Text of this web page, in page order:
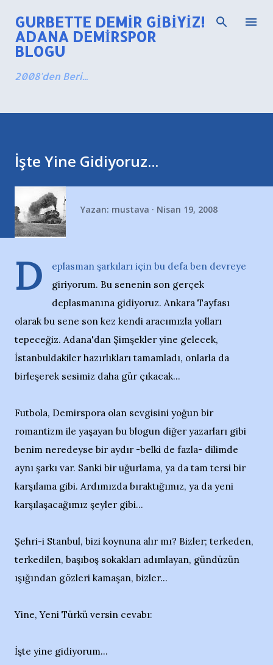
Ana içeriğe atla
GURBETTE DEMIR GIBIYIZ!
ADANA DEMIRSPOR
BLOGU
2008'den Beri...
İşte Yine Gidiyoruz...
Yazan: mustava Nisan 19, 2008
D
eplasman şarkıları için bu defa ben devreye
giriyorum. Bu senenin son gerçek
deplasmanına gidiyoruz. Ankara Tayfası
olarak bu sene son kez kendi aracımızla yolları
tepeceğiz. Adana'dan Şimşekler yine gelecek,
İstanbuldakiler hazırlıkları tamamladı, onlarla da
birleşerek sesimiz daha gür çıkacak...
Futbola, Demirspora olan sevgisini yoğun bir
romantizm ile yaşayan bu blogun diğer yazarları gibi
benim neredeyse bir aydır -belki de fazla- dilimde
aynı şarkı var. Sanki bir uğurlama, ya da tam tersi bir
karşılama gibi. Ardımızda bıraktığımız, ya da yeni
karşılaşacağımız şeyler gibi...
Şehri-i Stanbul, bizi koynuna alır mı? Bizler; terkeden,
terkedilen, başıboş sokakları adımlayan, gündüzün
ışığından gözleri kamaşan, bizler...
Yine, Yeni Türkü versin cevabı:
İşte yine gidiyorum...